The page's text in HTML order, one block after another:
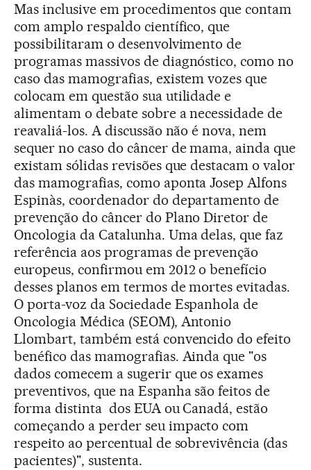
Mas inclusive em procedimentos que contam
com amplo respaldo científico, que
possibilitaram o desenvolvimento de
programas massivos de diagnóstico, como no
caso das mamografias, existem vozes que
colocam em questão sua utilidade e
alimentam o debate sobre a necessidade de
reavaliá-los. A discussão não é nova, nem
sequer no caso do câncer de mama, ainda que
existam sólidas revisões que destacam o valor
das mamografias, como aponta Josep Alfons
Espinàs, coordenador do departamento de
prevenção do câncer do Plano Diretor de
Oncologia da Catalunha. Uma delas, que faz
referência aos programas de prevenção
europeus, confirmou em 2012 o benefício
desses planos em termos de mortes evitadas.
O porta-voz da Sociedade Espanhola de
Oncologia Médica (SEOM), Antonio
Llombart, também está convencido do efeito
benéfico das mamografias. Ainda que "os
dados comecem a sugerir que os exames
preventivos, que na Espanha são feitos de
forma distinta dos EUA ou Canadá, estão
começando a perder seu impacto com
respeito ao percentual de sobrevivência (das
pacientes)", sustenta.